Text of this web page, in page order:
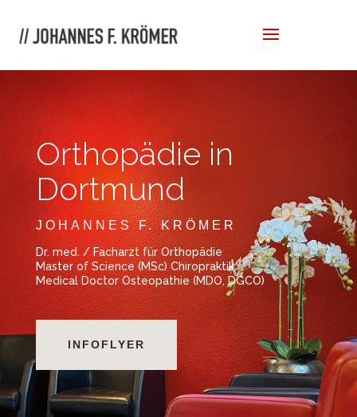
Orthopädie in
Dortmund
JOHANNES F. KRÖMER
Dr. med. / Facharzt für Orthopädie
Master of Science (MSc) Chiropraktik
Medical Doctor Osteopathie (MDO, DGCO)
INFOFLYER